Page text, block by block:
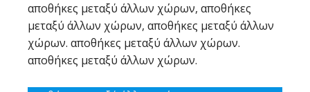
αποθήκες μεταξύ άλλων χώρων, αποθήκες
μεταξύ άλλων χώρων, αποθήκες μεταξύ άλλων
χώρων. αποθήκες μεταξύ άλλων χώρων.
αποθήκες μεταξύ άλλων χώρων.